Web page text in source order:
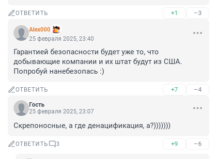
ОТВЕТИТЬ +1 –3
Alex000
25 февраля 2025, 23:40
Гарантией безопасности будет уже то, что
добывающие компании и их штат будут из США.
Попробуй нанебезопась :)
ОТВЕТИТЬ +7 –4
Гость
25 февраля 2025, 23:07
Скрепоносные, а где денацификация, а?)))))))
ОТВЕТИТЬ 3 +9 –6